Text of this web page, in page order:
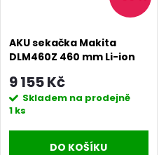
AKU sekačka Makita
DLM460Z 460 mm Li-ion
9 155 Kč
Skladem na prodejně
1 ks
DO KOŠÍKU